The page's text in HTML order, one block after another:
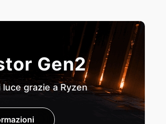
Gen2
grazie a Ryzen